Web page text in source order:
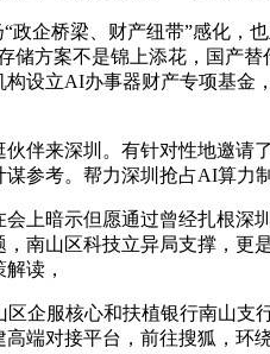
桥梁、财产纽带”感化，
储方案不是锦上添花，国
设立AI办事器财产专项基
来深圳。有针对性地邀请
参考。帮力深圳抢占AI算
示但愿通过曾经扎根深
南山区科技立异局支撑，
读，
服核心和扶植银行南山支
端对接平台，前往搜狐，